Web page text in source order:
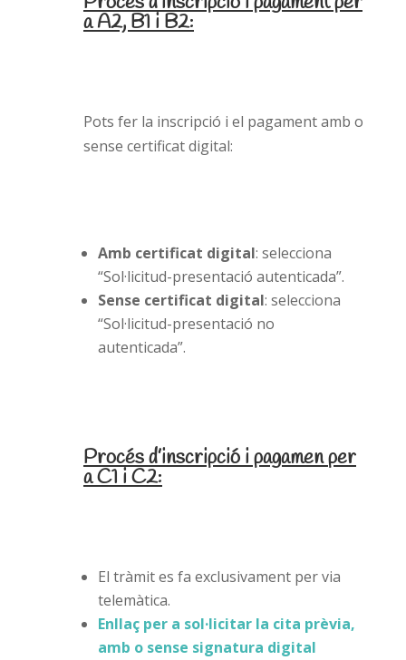
a A2, B1 i B2:
Pots fer la inscripció i el pagament amb o
sense certificat digital:
Amb certificat digital: selecciona
“Sol·licitud-presentació autenticada”.
Sense certificat digital: selecciona
“Sol·licitud-presentació no
autenticada”.
Procés d’inscripció i pagamenper
a C1 i C2:
El tràmit es fa exclusivament per via
telemàtica.
Enllaç per a sol·licitar la cita prèvia,
amb o sense signatura digital